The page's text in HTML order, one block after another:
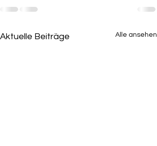
Aktuelle Beiträge Alle ansehen